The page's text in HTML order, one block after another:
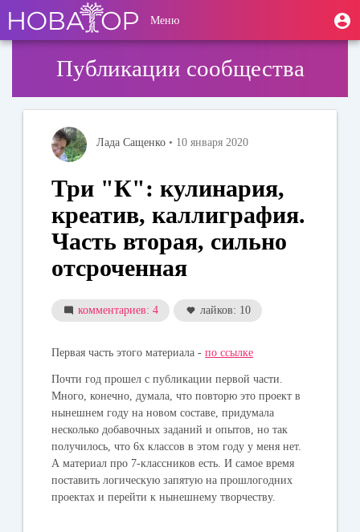
основному
содержанию
User
account
Меню
Публикации сообщества
Лада Сащенко • 10 января 2020
Три "К": кулинария,
креатив, каллиграфия.
Часть вторая, сильно
отсроченная
комментариев: 4 лайков: 10
Первая часть этого материала -по ссылке
Почти год прошел с публикации первой части.
Много, конечно, думала, что повторю это проект в
нынешнем году на новом составе, придумала
несколько добавочных заданий и опытов, но так
получилось, что 6х классов в этом году у меня нет.
А материал про 7-классников есть. И самое время
поставить логическую запятую на прошлогодних
проектах и перейти к нынешнему творчеству.